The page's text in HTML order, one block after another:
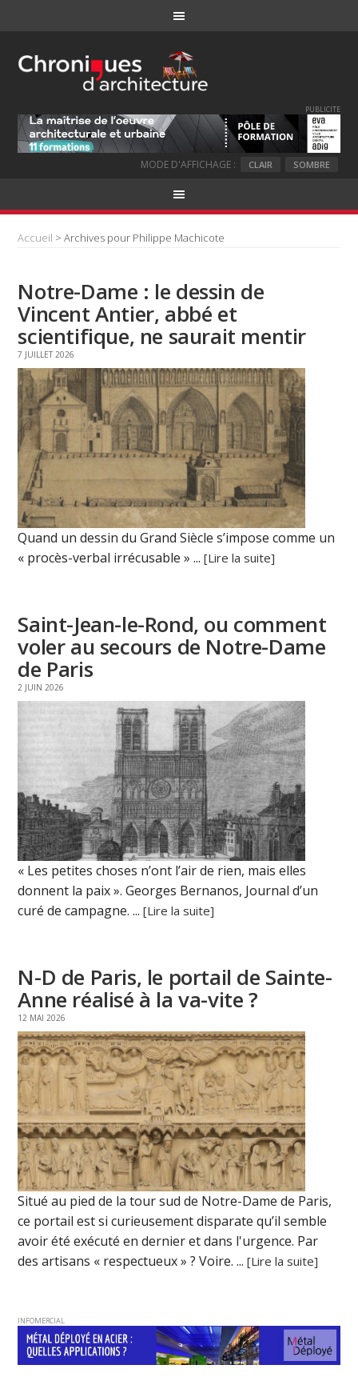
PUBLICITE
MODE D'AFFICHAGE : CLAIR SOMBRE
Accueil > Archives pour Philippe Machicote
Notre-Dame : le dessin de
Vincent Antier, abbé et
scientifique, ne saurait mentir
7 JUILLET 2026
Quand un dessin du Grand Siècle s’impose comme un
« procès-verbal irrécusable » ...[Lire la suite]
Saint-Jean-le-Rond, ou comment
voler au secours de Notre-Dame
de Paris
2 JUIN 2026
« Les petites choses n’ont l’air de rien, mais elles
donnent la paix ». Georges Bernanos, Journal d’un
curé de campagne. ...[Lire la suite]
N-D de Paris, le portail de Sainte-
Anne réalisé à la va-vite ?
12 MAI 2026
Situé au pied de la tour sud de Notre-Dame de Paris,
ce portail est si curieusement disparate qu’il semble
avoir été exécuté en dernier et dans l'urgence. Par
des artisans « respectueux » ? Voire. ...[Lire la suite]
INFOMERCIAL